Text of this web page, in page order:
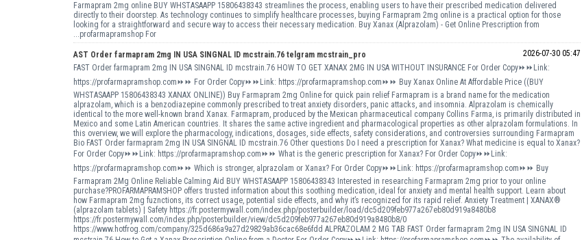
Farmapram 2mg online BUY WHSTASAAPP 15806438343 streamlines the process, enabling users to have their prescribed medication delivered
directly to their doorstep. As technology continues to simplify healthcare processes, buying Farmapram 2mg online is a practical option for those
looking for a straightforward and secure way to access their necessary medication. Buy Xanax (Alprazolam) - Get Online Prescription from
...profarmapramshop For
AST Order farmapram 2mg IN USA SINGNAL ID mcstrain.76 telgram mcstrain_pro
2026-07-30 05:47
FAST Order farmapram 2mg IN USA SINGNAL ID mcstrain.76 HOW TO GET XANAX 2MG IN USA WITHOUT INSURANCE For Order Copy⏩⏩Link:
https://profarmapramshop.com⏩⏩ For Order Copy⏩⏩Link: https://profarmapramshop.com⏩⏩ Buy Xanax Online At Affordable Price ((BUY
WHSTASAAPP 15806438343 XANAX ONLINE)) Buy Farmapram 2mg Online for quick pain relief Farmapram is a brand name for the medication
alprazolam, which is a benzodiazepine commonly prescribed to treat anxiety disorders, panic attacks, and insomnia. Alprazolam is chemically
identical to the more well-known brand Xanax. Farmapram, produced by the Mexican pharmaceutical company Collins Farma, is primarily distributed in
Mexico and some Latin American countries. It shares the same active ingredient and pharmacological properties as other alprazolam formulations. In
this overview, we will explore the pharmacology, indications, dosages, side effects, safety considerations, and controversies surrounding Farmapram
Bio FAST Order farmapram 2mg IN USA SINGNAL ID mcstrain.76 Other questions Do I need a prescription for Xanax? What medicine is equal to Xanax?
For Order Copy⏩⏩Link: https://profarmapramshop.com⏩⏩ What is the generic prescription for Xanax? For Order Copy⏩⏩Link:
https://profarmapramshop.com⏩⏩ Which is stronger, alprazolam or Xanax? For Order Copy⏩⏩Link: https://profarmapramshop.com⏩⏩ Buy
Farmapram 2Mg Online Reliable Calming Aid BUY WHSTASAAPP 15806438343 Interested in researching Farmapram 2mg prior to your online
purchase?PROFARMAPRAMSHOP offers trusted information about this soothing medication, ideal for anxiety and mental health support. Learn about
how Farmapram 2mg fuznctions, its correct usage, potential side effects, and why it’s recognized for its rapid relief. Anxiety Treatment | XANAX®
(alprazolam tablets) | Safety https://fr.postermywall.com/index.php/posterbuilder/load/dc5d209feb977a267eb80d919a8480b8
https://fr.postermywall.com/index.php/posterbuilder/view/dc5d209feb977a267eb80d919a8480b8/0
https://www.hotfrog.com/company/325d686a9a27d29829ab36cac68e6fdd ALPRAZOLAM 2 MG TAB FAST Order farmapram 2mg IN USA SINGNAL ID